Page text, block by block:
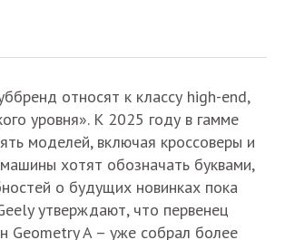
относят к классу high-end,
уровня». К 2025 году в гамме
моделей, включая кроссоверы и
хотят обозначать буквами,
о будущих новинках пока
утверждают, что первенец
Geometry A – уже собрал более